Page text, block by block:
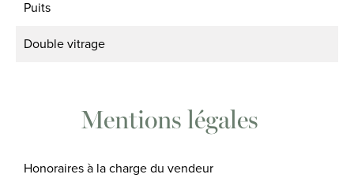
Puits
Double vitrage
Mentions légales
Honoraires à la charge du vendeur